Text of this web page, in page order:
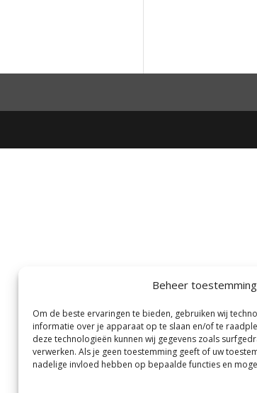
Beheer toestemming
Om de beste ervaringen te bieden, gebruiken wij
informatie over je apparaat op te slaan en/of te
deze technologieën kunnen wij gegevens zoals
verwerken. Als je geen toestemming geeft of uw
nadelige invloed hebben op bepaalde functies en